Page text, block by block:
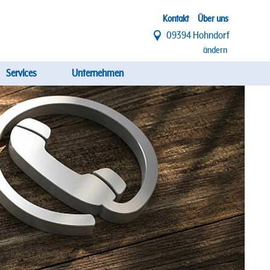
Top
Menü
Kontakt Über uns
09394 Hohndorf
ändern
Services Unternehmen